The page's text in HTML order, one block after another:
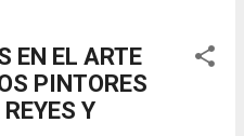
EN EL ARTE
PINTORES
Y